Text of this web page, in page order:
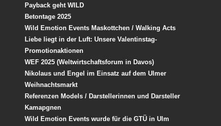
Payback geht WILD
Betontage 2025
Wild Emotion Events Maskottchen / Walking Acts
Liebe liegt in der Luft: Unsere Valentinstag-
Promotionaktionen
WEF 2025 (Weltwirtschaftsforum in Davos)
Nikolaus und Engel im Einsatz auf dem Ulmer
Weihnachtsmarkt
Referenzen Models / Darstellerinnen und Darsteller
Kamapgnen
Wild Emotion Events wurde für die GTÜ in Ulm